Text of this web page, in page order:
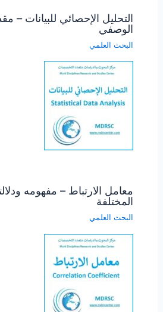
التحليل الإحصائي للبيانات –
الوصفي
البحث العلمي
معامل الارتباط – مفهومه
المختلفة
البحث العلمي